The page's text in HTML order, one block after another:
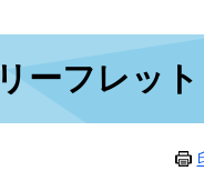
リーフレッ